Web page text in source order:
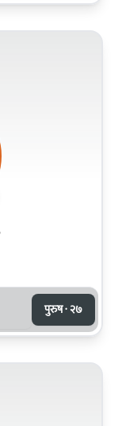
पुरुष · २७